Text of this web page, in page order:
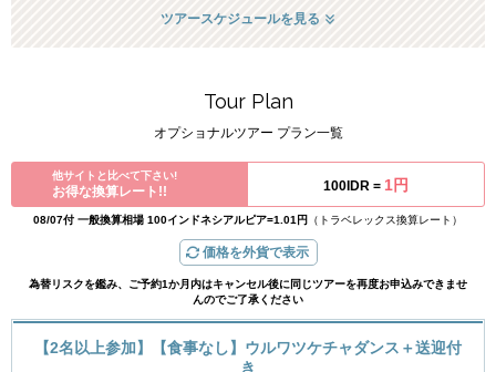
ツアースケジュールを見る
Tour Plan
オプショナルツアー プラン一覧
他サイトと比べて下さい!
お得な換算レート!! 100IDR = 1円
08/07付 一般換算相場 100インドネシアルピア=1.01円 （トラベレックス換算レート）
価格を外貨で表示
為替リスクを鑑み、ご予約1か月内はキャンセル後に同じツアーを再度お申込みできませ
んのでご了承ください
【2名以上参加】【食事なし】ウルワツケチャダンス＋送迎付
き